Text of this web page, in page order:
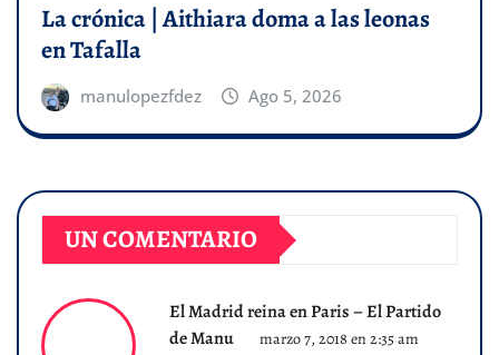
La crónica | Aithiara doma a las leonas
en Tafalla
manulopezfdez Ago 5, 2026
UN COMENTARIO
El Madrid reina en Paris – El Partido
de Manu
marzo 7, 2018 en 2:35 am